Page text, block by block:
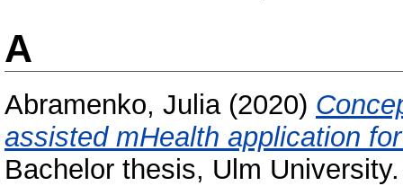
A
Abramenko, Julia(2020)
assisted mHealth application
Bachelor thesis, Ulm University.